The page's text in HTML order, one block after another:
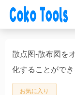
散点图-散布図を
化することがで
お気に入り